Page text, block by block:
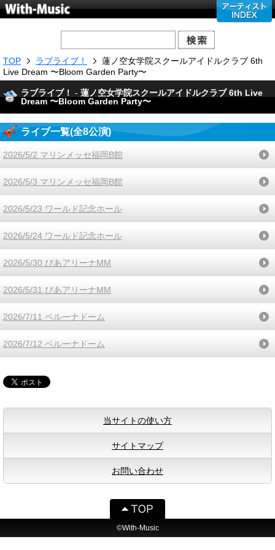
TOP ラブライブ！
蓮ノ空女学院スクールアイドルクラブ 6th
Live Dream 〜Bloom Garden Party〜
ラブライブ！ - 蓮ノ空女学院スクールアイドルクラブ 6th Live
Dream 〜Bloom Garden Party〜
ライブ一覧(全8公演)
2026/5/2 マリンメッセ福岡B館
2026/5/3 マリンメッセ福岡B館
2026/5/23 ワールド記念ホール
2026/5/24 ワールド記念ホール
2026/5/30 ぴあアリーナMM
2026/5/31 ぴあアリーナMM
2026/7/11 ベルーナドーム
2026/7/12 ベルーナドーム
当サイトの使い方
サイトマップ
お問い合わせ
©With-Music